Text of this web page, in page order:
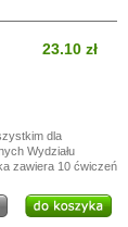
23.10 zł
dla
Wydziału
zawiera 10 ćwiczeń